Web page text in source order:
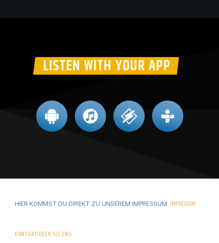
LISTEN WITH YOUR APP
HIER KOMMST DU DIREKT ZU UNSEREM IMPRESSUM. IMPRESSUM
KONTAKTIEREN SIE UNS